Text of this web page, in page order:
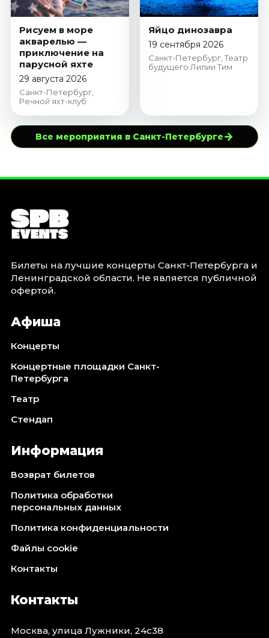
Рисуем в море
акварелью —
приключение на
парусной яхте
29 августа 2026
Санкт-Петербург,
Речной яхт-клуб
Яйцо динозавра
19 сентября 2026
Санкт-Петербург, Театр
будущего Лилии Тим
Все мероприятия в Санкт-Петербурге→
Билеты на лучшие концерты Санкт-Петербурга и
Ленинградской области. Не является публичной
офертой.
Афиша
Концерты
Концертные площадки Санкт-
Петербурга
Театр
Стендап
Информация
Возврат билетов
Политика обработки
персональных данных
Политика конфиденциальности
Файлы cookie
Контакты
Контакты
Москва, улица Лужники, 24с38